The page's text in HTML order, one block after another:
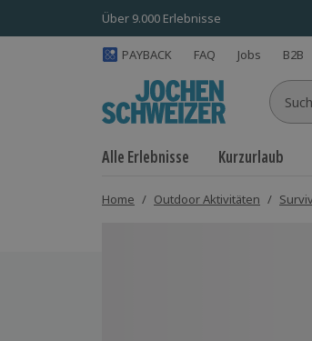
Über 9.000 Erlebnisse
PAYBACK FAQ Jobs B2B
Alle Erlebnisse Kurzurlaub
Home / Outdoor Aktivitäten /